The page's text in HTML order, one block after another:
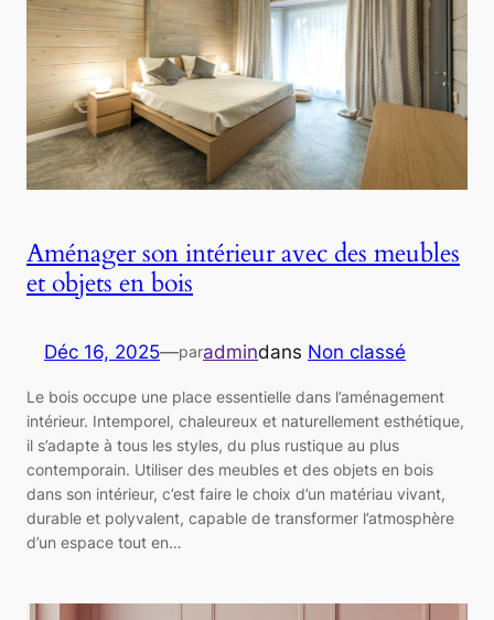
Aménager son intérieur avec des meubles
et objets en bois
Déc 16, 2025—paradmindans Non classé
Le bois occupe une place essentielle dans l’aménagement
intérieur. Intemporel, chaleureux et naturellement esthétique,
il s’adapte à tous les styles, du plus rustique au plus
contemporain. Utiliser des meubles et des objets en bois
dans son intérieur, c’est faire le choix d’un matériau vivant,
durable et polyvalent, capable de transformer l’atmosphère
d’un espace tout en…